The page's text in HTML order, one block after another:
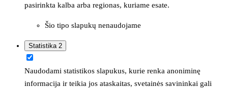
pasirinkta kalba arba regionas, kuriame esate.
Šio tipo slapukų nenaudojame
Statistika 2
Naudodami statistikos slapukus, kurie renka anoniminę
informacija ir teikia jos ataskaitas, svetainės savininkai gali